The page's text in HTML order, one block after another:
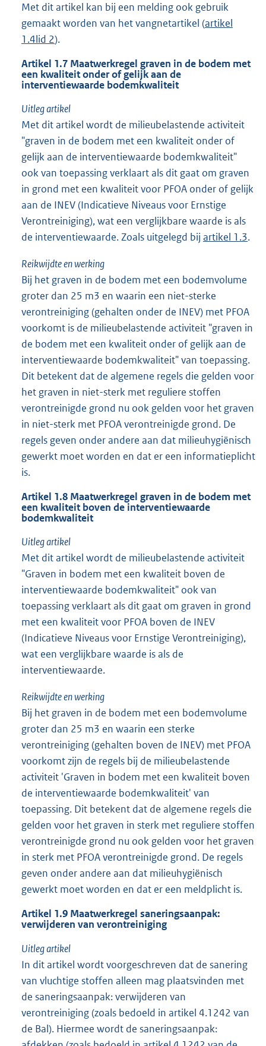
Met dit artikel kan bij een melding ook gebruik
gemaakt worden van het vangnetartikel (artikel
1.4lid 2).
Artikel 1.7 Maatwerkregel graven in de bodem met
een kwaliteit onder of gelijk aan de
interventiewaarde bodemkwaliteit
Uitleg artikel
Met dit artikel wordt de milieubelastende activiteit
"graven in de bodem met een kwaliteit onder of
gelijk aan de interventiewaarde bodemkwaliteit"
ook van toepassing verklaart als dit gaat om graven
in grond met een kwaliteit voor PFOA onder of gelijk
aan de INEV (Indicatieve Niveaus voor Ernstige
Verontreiniging), wat een verglijkbare waarde is als
de interventiewaarde. Zoals uitgelegd bij artikel 1.3.
Reikwijdte en werking
Bij het graven in de bodem met een bodemvolume
groter dan 25 m3 en waarin een niet-sterke
verontreiniging (gehalten onder de INEV) met PFOA
voorkomt is de milieubelastende activiteit "graven in
de bodem met een kwaliteit onder of gelijk aan de
interventiewaarde bodemkwaliteit" van toepassing.
Dit betekent dat de algemene regels die gelden voor
het graven in niet-sterk met reguliere stoffen
verontreinigde grond nu ook gelden voor het graven
in niet-sterk met PFOA verontreinigde grond. De
regels geven onder andere aan dat milieuhygiënisch
gewerkt moet worden en dat er een informatieplicht
is.
Artikel 1.8 Maatwerkregel graven in de bodem met
een kwaliteit boven de interventiewaarde
bodemkwaliteit
Uitleg artikel
Met dit artikel wordt de milieubelastende activiteit
"Graven in bodem met een kwaliteit boven de
interventiewaarde bodemkwaliteit" ook van
toepassing verklaart als dit gaat om graven in grond
met een kwaliteit voor PFOA boven de INEV
(Indicatieve Niveaus voor Ernstige Verontreiniging),
wat een verglijkbare waarde is als de
interventiewaarde.
Reikwijdte en werking
Bij het graven in de bodem met een bodemvolume
groter dan 25 m3 en waarin een sterke
verontreiniging (gehalten boven de INEV) met PFOA
voorkomt zijn de regels bij de milieubelastende
activiteit 'Graven in bodem met een kwaliteit boven
de interventiewaarde bodemkwaliteit' van
toepassing. Dit betekent dat de algemene regels die
gelden voor het graven in sterk met reguliere stoffen
verontreinigde grond nu ook gelden voor het graven
in sterk met PFOA verontreinigde grond. De regels
geven onder andere aan dat milieuhygiënisch
gewerkt moet worden en dat er een meldplicht is.
Artikel 1.9 Maatwerkregel saneringsaanpak:
verwijderen van verontreiniging
Uitleg artikel
In dit artikel wordt voorgeschreven dat de sanering
van vluchtige stoffen alleen mag plaatsvinden met
de saneringsaanpak: verwijderen van
verontreiniging (zoals bedoeld in artikel 4.1242 van
de Bal). Hiermee wordt de saneringsaanpak: